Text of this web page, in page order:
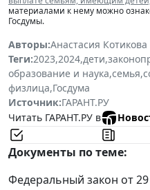
материалами к нему можно
Госдумы.
Авторы:Анастасия Котикова
Теги:2023,2024,дети,
образование и наука,семья,
физлица,Госдума
Источник:ГАРАНТ.РУ
Читать ГАРАНТ.РУ в
Документы по теме:
Федеральный закон от